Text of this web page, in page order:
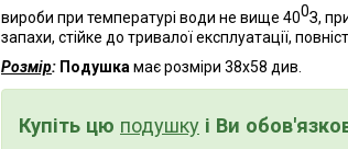
вироби при температурі води не вище 400З,
запахи, стійке до тривалої експлуатації,
Розмір: Подушкамає розміри 38х58 див.
Купіть цю подушку і Ви